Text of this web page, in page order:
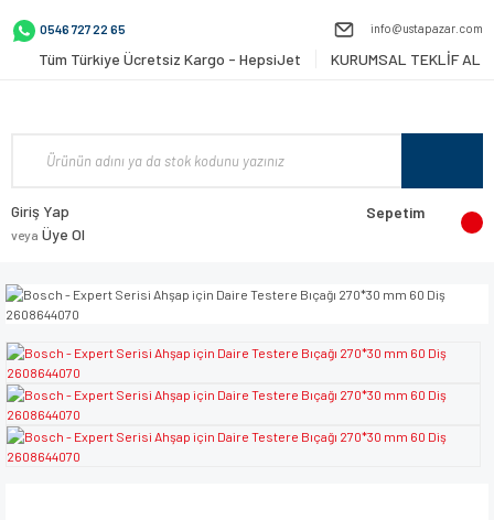
0546 727 22 65 info@ustapazar.com
Tüm Türkiye Ücretsiz Kargo - HepsiJet KURUMSAL TEKLİF AL
Giriş Yap
veya Üye Ol
Sepetim